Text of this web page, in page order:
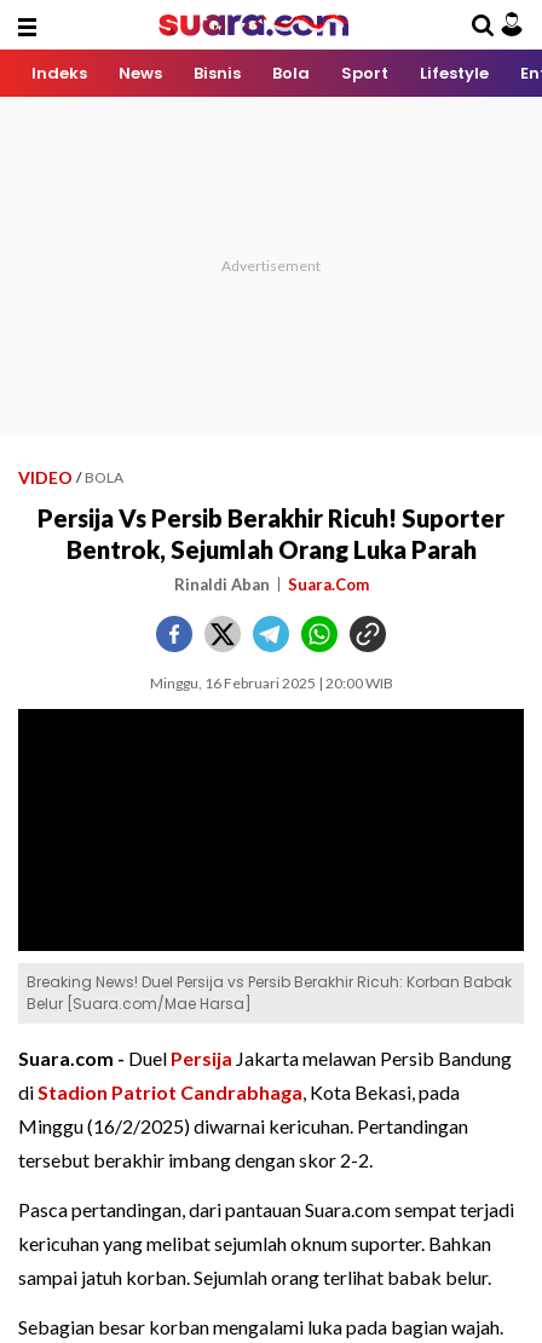
Indeks News Bisnis Bola Sport Lifestyle
VIDEO / BOLA
Persija Vs Persib Berakhir Ricuh! Suporter
Bentrok, Sejumlah Orang Luka Parah
Rinaldi Aban Suara.Com
Minggu, 16 Februari 2025 | 20:00 WIB
Breaking News! Duel Persija vs Persib Berakhir Ricuh: Korban Babak
Belur [Suara.com/Mae Harsa]
Suara.com - Duel Persija Jakarta melawan Persib Bandung
diStadion Patriot Candrabhaga, Kota Bekasi, pada
Minggu (16/2/2025) diwarnai kericuhan. Pertandingan
tersebut berakhir imbang dengan skor 2-2.
Pasca pertandingan, dari pantauan Suara.com sempat terjadi
kericuhan yang melibat sejumlah oknum suporter. Bahkan
sampai jatuh korban. Sejumlah orang terlihat babak belur.
Sebagian besar korban mengalami luka pada bagian wajah.